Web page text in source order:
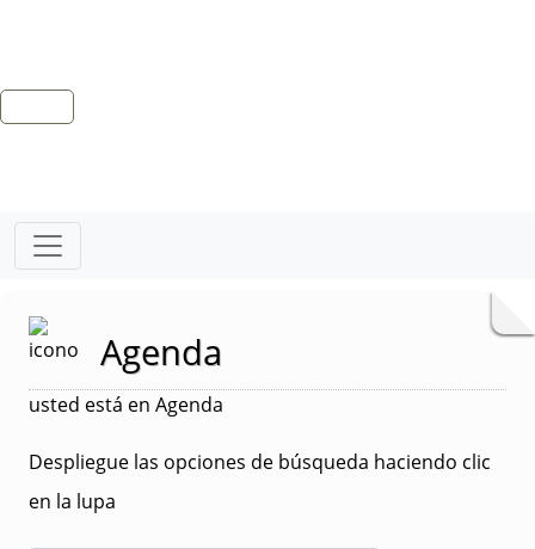
Agenda
usted está en Agenda
Despliegue las opciones de búsqueda haciendo clic
en la lupa